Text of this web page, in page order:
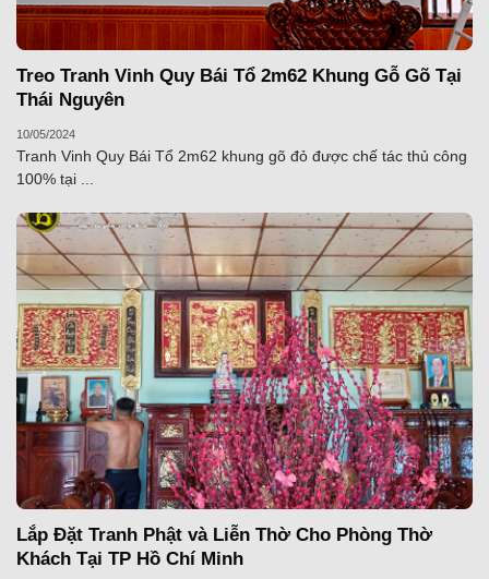
Treo Tranh Vinh Quy Bái Tổ 2m62 Khung Gỗ Gõ Tại
Thái Nguyên
10/05/2024
Tranh Vinh Quy Bái Tổ 2m62 khung gõ đỏ được chế tác thủ công
100% tại ...
Lắp Đặt Tranh Phật và Liễn Thờ Cho Phòng Thờ
Khách Tại TP Hồ Chí Minh